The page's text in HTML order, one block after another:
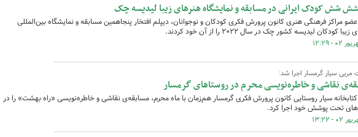
شش کودک ایرانی در مسابقه و نمایشگاه هنرهای زیبا لیدیسه چک
مراکز فرهنگی هنری کانون پرورش فکری کودکان و نوجوانان، دیپلم افتخار پنجاهمین مسابقه و نمایشگاه بین‌المللی
کودکان لیدیسه کشور چک در سال ۲۰۲۲ را از آن خود کردند.
مربی سیار گرمسار اجرا شد:
نقاشی و خاطره‌نویسی محرم در روستاهای گرمسار
سیار روستایی کانون پرورش فکری گرمسار هم‌زمان با ماه محرم، مسابقه‌ی نقاشی و خاطره‌نویسی «راه بهشت» را در
تحت پوشش خود اجرا کرد.